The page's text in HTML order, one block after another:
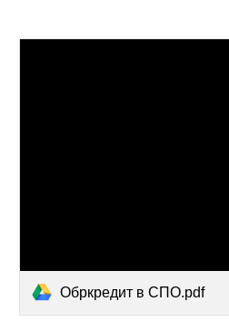
Обркредит в СПО.pdf